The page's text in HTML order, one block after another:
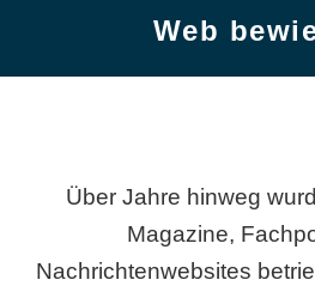
Web
Über Jahre hinweg
Magazine,
Nachrichtenwebsites